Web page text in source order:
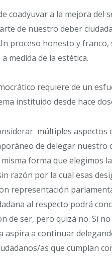
coadyuvar a la mejora del
de nuestro deber
proceso honesto y franco,
medida de la estética.
requiere de un
instituido desde hace
múltiples aspectos
de delegar nuestro
forma que elegimos
razón por la cual esas
representación
al respecto podrá
de ser, pero quizá no. Si
aspira a continuar
as que cumplan